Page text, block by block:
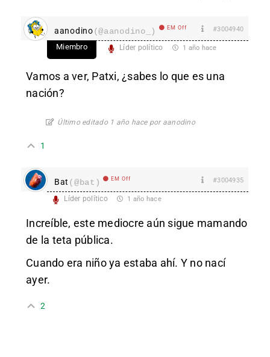
aanodino(@aanodino_) EM Off #3004940
Miembro Líder político 1 año hace
Vamos a ver, Patxi, ¿sabes lo que es una
nación?
Último editado 1 año hace por aanodino
1
Bat (@bat) EM Off #3004935
Líder político 1 año hace
Increíble, este mediocre aún sigue mamando
de la teta pública.
Cuando era niño ya estaba ahí. Y no nací
ayer.
2